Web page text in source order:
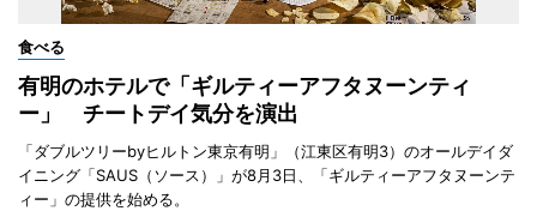
食べる
有明のホテルで「ギルティーアフタヌーンティ
ー」 チートデイ気分を演出
「ダブルツリーbyヒルトン東京有明」（江東区有明3）のオールデイダ
イニング「SAUS（ソース）」が8月3日、「ギルティーアフタヌーンテ
ィー」の提供を始める。